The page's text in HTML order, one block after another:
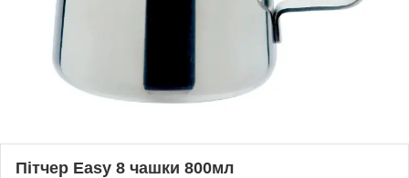
Пітчер Easy 8 чашки 800мл